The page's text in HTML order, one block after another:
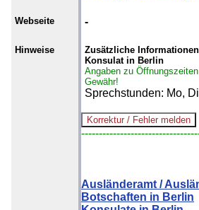
Webseite -
Hinweise
Zusätzliche
Konsulat in Berlin
Angaben zu
Gewähr!
Sprechstunden: Mo,
Ausländeramt /
Botschaften in Berlin